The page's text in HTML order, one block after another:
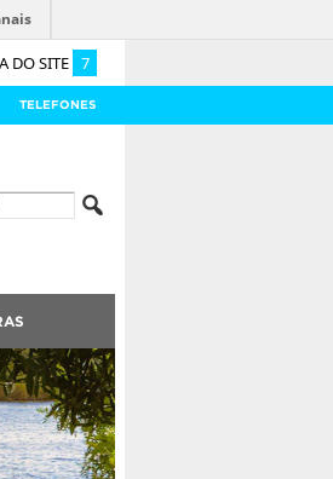
DO SITE 7
TELEFONES